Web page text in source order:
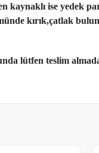
kaynaklı ise yedek
kırık,çatlak
lütfen teslim